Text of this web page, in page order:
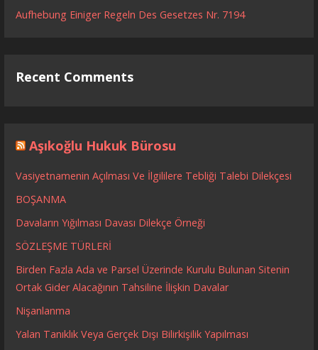
Aufhebung Einiger Regeln Des Gesetzes Nr. 7194
Recent Comments
Aşıkoğlu Hukuk Bürosu
Vasiyetnamenin Açılması Ve İlgililere Tebliği Talebi Dilekçesi
BOŞANMA
Davaların Yığılması Davası Dilekçe Örneği
SÖZLEŞME TÜRLERİ
Birden Fazla Ada ve Parsel Üzerinde Kurulu Bulunan Sitenin
Ortak Gider Alacağının Tahsiline İlişkin Davalar
Nişanlanma
Yalan Tanıklık Veya Gerçek Dışı Bilirkişilik Yapılması